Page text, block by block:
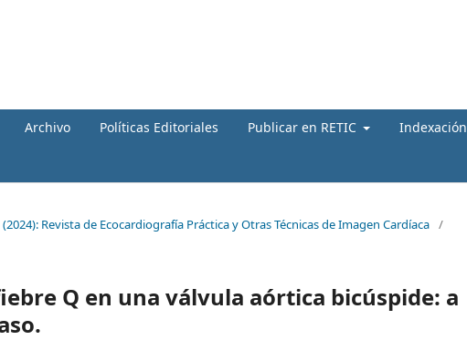
Archivo Políticas Editoriales Publicar en RETIC Indexación
Revista de Ecocardiografía Práctica y Otras Técnicas de Imagen Cardíaca /
Q en una válvula aórtica bicúspide: a